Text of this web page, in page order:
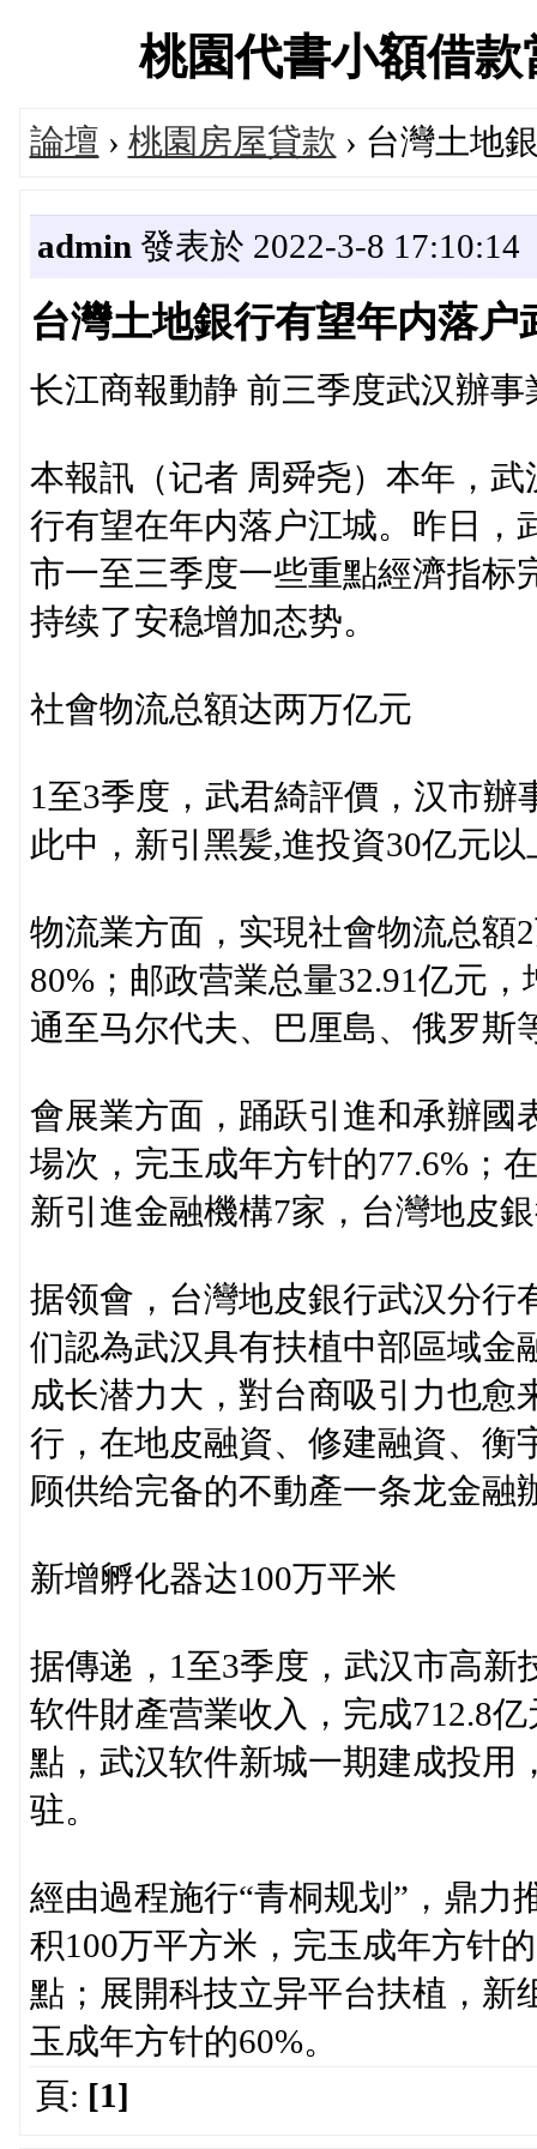
桃園代書小額借
論壇 › 桃園房屋貸款 › 台灣土地
admin 發表於 2022-3-8 17:10:14
台灣土地銀行有望年内落户
长江商報動静 前三季度武汉辦事
本報訊（记者 周舜尧）本年，
行有望在年内落户江城。昨日，
市一至三季度一些重點經濟指标
持续了安稳增加态势。
社會物流总額达两万亿元
1至3季度，武君綺評價，汉市辦
此中，新引黑髪,進投資30亿元
物流業方面，实現社會物流总額
80%；邮政营業总量32.91亿元
通至马尔代夫、巴厘島、俄罗斯
會展業方面，踊跃引進和承辦國
場次，完玉成年方针的77.6%；
新引進金融機構7家，台灣地皮
据领會，台灣地皮銀行武汉分行
们認為武汉具有扶植中部區域金
成长潜力大，對台商吸引力也愈
行，在地皮融資、修建融資、衡
顾供给完备的不動產一条龙金融
新增孵化器达100万平米
据傳递，1至3季度，武汉市高新
软件財產营業收入，完成712.8
點，武汉软件新城一期建成投用
驻。
經由過程施行“青桐规划”，鼎力
积100万平方米，完玉成年方针
點；展開科技立异平台扶植，新
玉成年方针的60%。
頁: [1]